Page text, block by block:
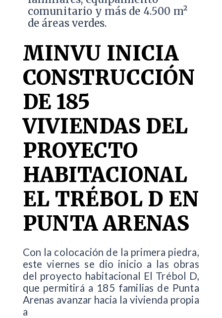
comunitario y más de 4.500 m²
de áreas verdes.
MINVU INICIA
CONSTRUCCIÓN
DE 185
VIVIENDAS DEL
PROYECTO
HABITACIONAL
EL TRÉBOL D EN
PUNTA ARENAS
Con la colocación de la primera piedra,
este viernes se dio inicio a las obras
del proyecto habitacional El Trébol D,
que permitirá a 185 familias de Punta
Arenas avanzar hacia la vivienda propia
a